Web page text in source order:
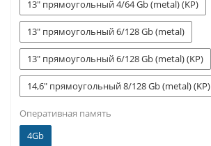
13" прямоугольный 4/64 Gb (metal) (KP)
13" прямоугольный 6/128 Gb (metal)
13" прямоугольный 6/128 Gb (metal) (KP)
14,6" прямоугольный 8/128 Gb (metal) (KP)
Оперативная память
4Gb